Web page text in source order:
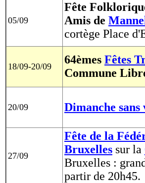
05/09
Fête
Amis de
cortège Place
18/09-20/09
64èmes Fêtes
Commune
20/09 Dimanche sans
27/09
Fête de la
Bruxelles sur la
Bruxelles :
partir de 20h45.